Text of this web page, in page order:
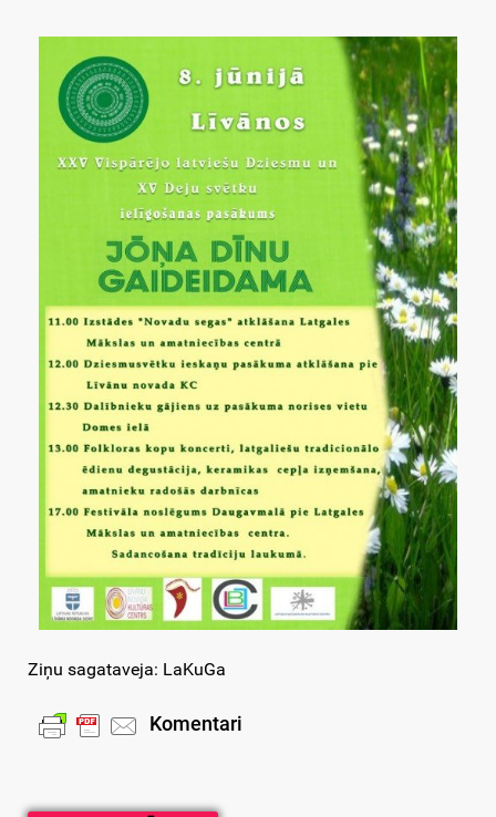
Ziņu sagataveja: LaKuGa
Komentari